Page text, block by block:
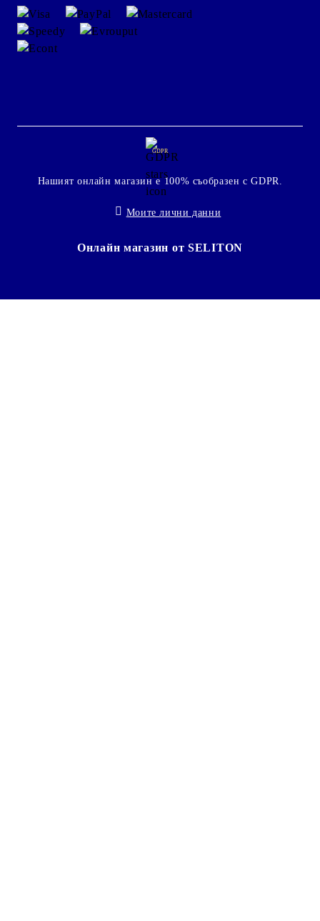
GDPR
Нашият онлайн магазин е 100% съобразен с GDPR.
Моите лични данни
Онлайн магазин от SELITON